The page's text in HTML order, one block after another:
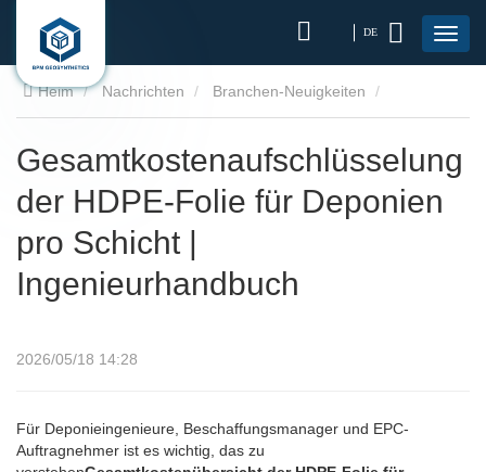
DE
Heim Nachrichten Branchen-Neuigkeiten
pro Schicht | Ingenieurhandbuch
Gesamtkostenaufschlüsselung
der HDPE-Folie für Deponien
pro Schicht |
Ingenieurhandbuch
2026/05/18 14:28
Für Deponieingenieure, Beschaffungsmanager und EPC-
Auftragnehmer ist es wichtig, das zu